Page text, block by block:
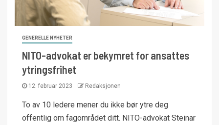
GENERELLE NYHETER
NITO-advokat er bekymret for ansattes
ytringsfrihet
12. februar 2023 Redaksjonen
To av 10 ledere mener du ikke bør ytre deg
offentlig om fagområdet ditt. NITO-advokat Steinar